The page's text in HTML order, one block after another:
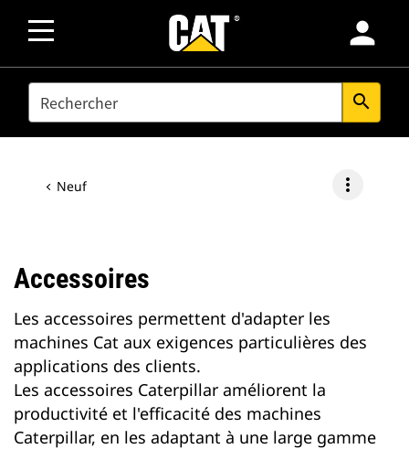
person
SEARCH search
Neuf more_vert
Accessoires
Les accessoires permettent d'adapter les
machines Cat aux exigences particulières des
applications des clients.
Les accessoires Caterpillar améliorent la
productivité et l'efficacité des machines
Caterpillar, en les adaptant à une large gamme